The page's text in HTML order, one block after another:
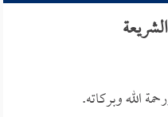
الله وبركاته.